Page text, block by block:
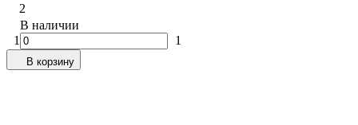
2
В наличии
1
1
В корзину